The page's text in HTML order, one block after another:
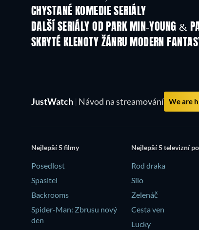
CHYSTANÉ KOMEDIE SERIÁLY
Řada 6
DALŠÍ SERIÁLY OD PARK MIN-YOUNG &
TV
SKRYTÉ KLENOTY ŽÁNRU MODERN
JustWatch | Návod na streamování We are
Nejlepší 5 filmy
Posedlost
Spasitel
Backrooms
Spider-Man: Zbrusu nový
den
Nejlepší 5 televizní
Rod draka
Silo
Zelenáč
Cesta ven
Lucky